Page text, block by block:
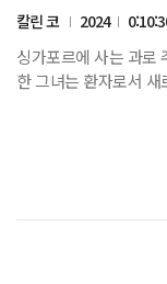
칼린 코 2024
싱가포르에 사는 과로
한 그녀는 환자로서